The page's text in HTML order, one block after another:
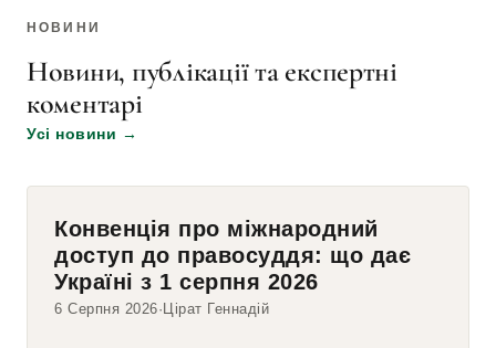
НОВИНИ
Новини, публікації та експертні
коментарі
Усі новини →
Конвенція про міжнародний
доступ до правосуддя: що дає
Україні з 1 серпня 2026
6 Серпня 2026 Цірат Геннадій